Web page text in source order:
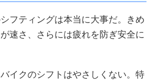
フティングは本当に大事だ。きめ
速さ、さらには疲れを防ぎ安全に
イクのシフトはやさしくない。特